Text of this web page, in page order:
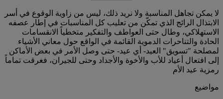
لا يمكن تجاهل المناسبة ولا نريد ذلك، ليس من زاوية الوقوع في أسر
الابتذال الرائج الذي تمكّن من تعليب كل المناسبات في إطار عصفه
الاستهلاكي، وطال حتى العواطف والتفكير متخطياً الانقسامات
الحادة والتناحرات الدموية القائمة في الواقع حول معاني الأشياء
لمصلحة "تسويق" العيد- أي عيد- حتى وصل الأمر في بعض الأماكن
إلى افتعال أعياد للأب والأخوة والأجداد وحتى للجيران، فغرقت تماماً
رمزية عيد الأم
مواضيع